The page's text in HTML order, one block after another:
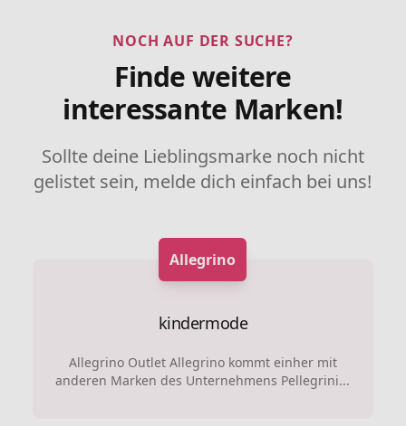
NOCH AUF DER SUCHE?
Finde weitere
interessante Marken!
Sollte deine Lieblingsmarke noch nicht
gelistet sein, melde dich einfach bei uns!
Allegrino
kindermode
Allegrino Outlet Allegrino kommt einher mit
anderen Marken des Unternehmens Pellegrini...